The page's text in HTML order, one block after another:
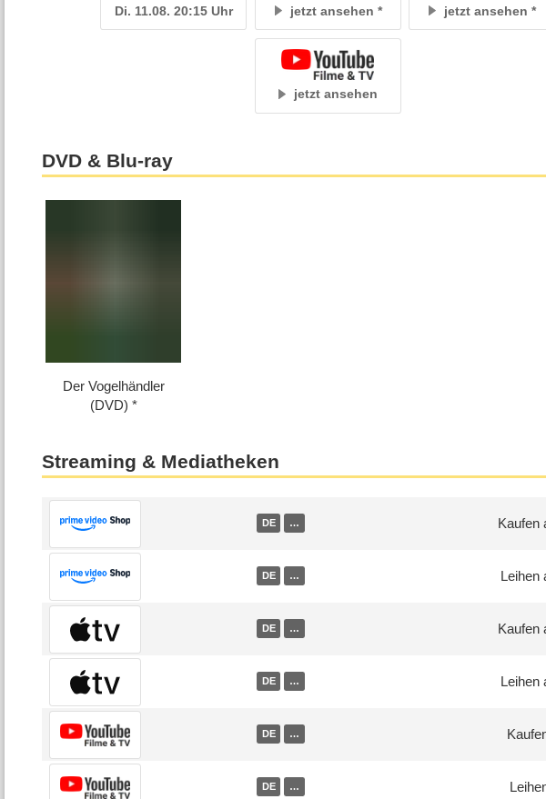
Di. 11.08. 20:15 Uhr jetzt ansehen jetzt ansehen
jetzt ansehen
DVD & Blu-ray
Der Vogelhändler
(DVD)
Streaming & Mediatheken
DE … Kaufen
DE … Leihen
DE … Kaufen
DE … Leihen
DE …
DE …